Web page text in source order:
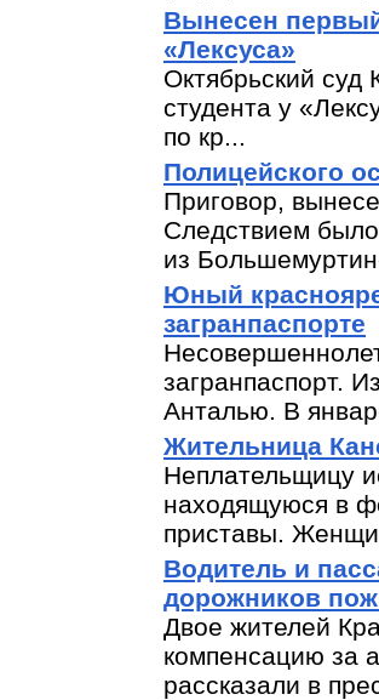
Вынесен первый
«Лексуса»
Октябрьский суд
студента у
по кр...
Полицейского
Приговор,
Следствием
из
Юный
загранпаспорте
загранпаспорт.
Анталью. В
Жительница
Неплательщицу
находящуюся в
приставы.
Водитель и
дорожников
Двое жителей
компенсацию за
рассказали в